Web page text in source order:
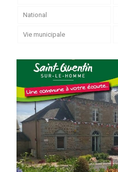
National
Vie municipale